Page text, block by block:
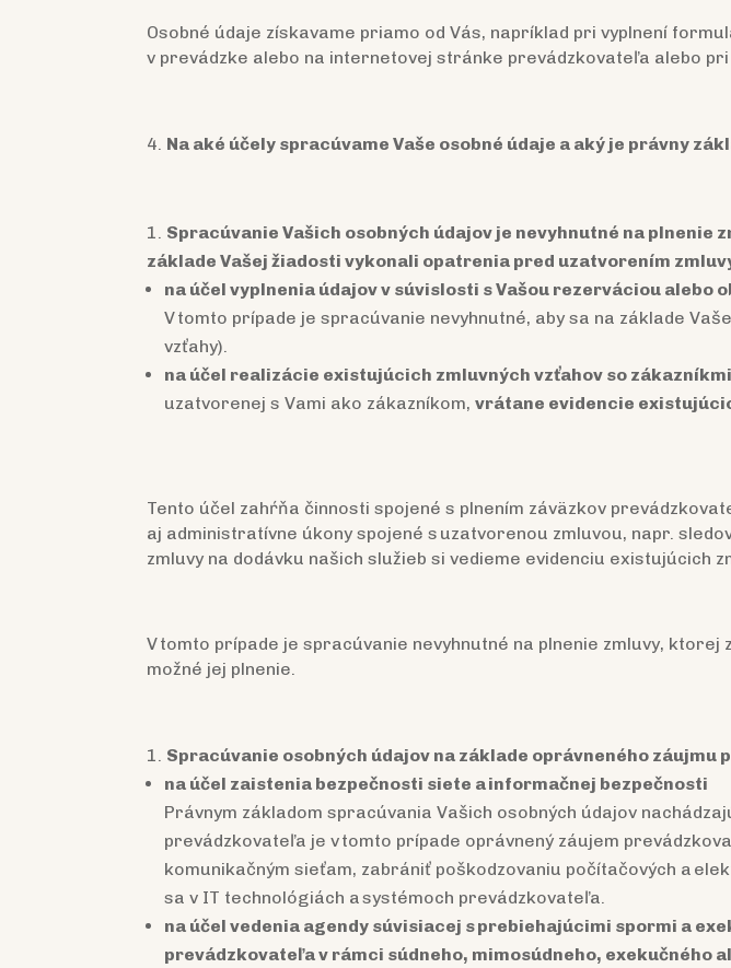
Osobné údaje získavame priamo od Vás, napríklad pri vyplnení
v prevádzke alebo na internetovej stránke prevádzkovateľa alebo
Na aké účely spracúvame Vaše osobné údaje a aký je právny
Spracúvanie Vašich osobných údajov je nevyhnutné na
základe Vašej žiadosti vykonali opatrenia pred uzatvorením zmluvy
na účel vyplnenia údajov v súvislosti s Vašou rezerváciou alebo
V tomto prípade je spracúvanie nevyhnutné, aby sa na základe
vzťahy).
na účel realizácie existujúcich zmluvných vzťahov so zákazníkmi
uzatvorenej s Vami ako zákazníkom,vrátane evidencie
Tento účel zahŕňa činnosti spojené s plnením záväzkov
aj administratívne úkony spojené s uzatvorenou zmluvou, napr.
zmluvy na dodávku našich služieb si vedieme evidenciu existujúcich
V tomto prípade je spracúvanie nevyhnutné na plnenie zmluvy,
možné jej plnenie.
Spracúvanie osobných údajov na základe oprávneného záujmu
na účel zaistenia bezpečnosti siete a informačnej bezpečnosti
Právnym základom spracúvania Vašich osobných údajov
prevádzkovateľa je v tomto prípade oprávnený záujem
komunikačným sieťam, zabrániť poškodzovaniu počítačových a
sa v IT technológiách a systémoch prevádzkovateľa.
na účel vedenia agendy súvisiacej s prebiehajúcimi spormi a
prevádzkovateľa v rámci súdneho, mimosúdneho, exekučného